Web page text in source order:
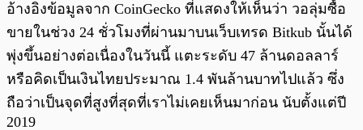
อ้างอิงข้อมูลจาก CoinGecko ที่แสดงให้เห็นว่า วอลุ่มซื้อ
ขายในช่วง 24 ชั่วโมงที่ผ่านมาบนเว็บเทรด Bitkub นั้นได้
พุ่งขึ้นอย่างต่อเนื่องในวันนี้ แตะระดับ 47 ล้านดอลลาร์
หรือคิดเป็นเงินไทยประมาณ 1.4 พันล้านบาทไปแล้ว ซึ่ง
ถือว่าเป็นจุดที่สูงที่สุดที่เราไม่เคยเห็นมาก่อน นับตั้งแต่ปี
2019